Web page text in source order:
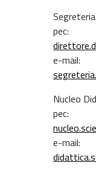
pec:
e-mail:
Nucleo
pec:
e-mail: